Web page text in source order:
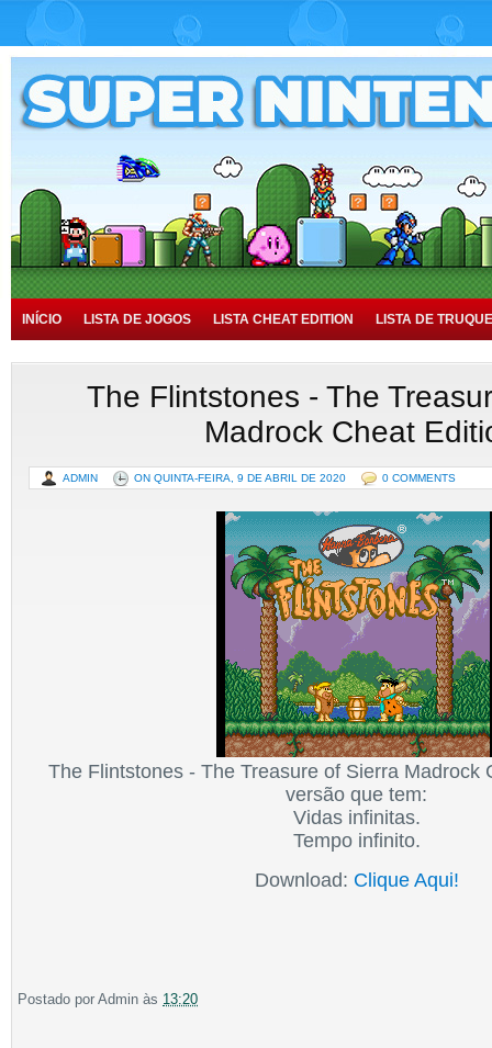
INÍCIO LISTA DE JOGOS LISTA CHEAT EDITION LISTA DE
TUTORIAIS HISTÓRIA
The Flintstones - The
Madrock Cheat
ADMIN ON QUINTA-FEIRA, 9 DE ABRIL DE 2020 0 COMMENTS
The Flintstones - The Treasure of Sierra Madrock
versão que tem:
Vidas infinitas.
Tempo infinito.
Download: Clique Aqui!
Postado por Admin às 13:20